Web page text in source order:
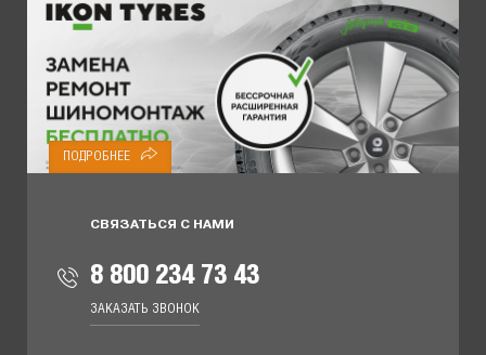
ПОДРОБНЕЕ
ПОДРОБНЕЕ
СВЯЗАТЬСЯ С НАМИ
8 800 234 73 43
ЗАКАЗАТЬ ЗВОНОК